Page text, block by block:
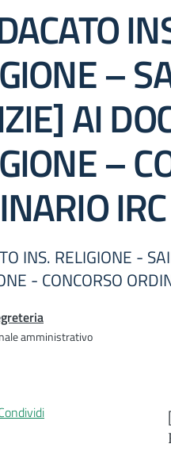
–
AI
–
IRC
INS. RELIGIONE -
- CONCORSO
amministrativo